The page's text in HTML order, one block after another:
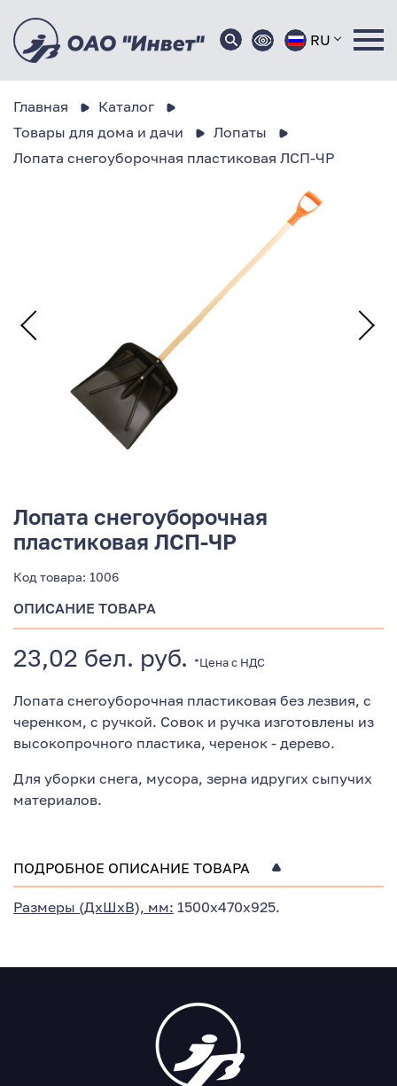
RU
Главная
Каталог
Товары для дома и дачи
Лопаты
Лопата снегоуборочная пластиковая ЛСП-ЧР
Лопата снегоуборочная
пластиковая ЛСП-ЧР
Код товара: 1006
ОПИСАНИЕ ТОВАРА
23,02 бел. руб. *Цена с НДС
Лопата снегоуборочная пластиковая без лезвия, с
черенком, с ручкой. Совок и ручка изготовлены из
высокопрочного пластика, черенок - дерево.
Для уборки снега, мусора, зерна идругих сыпучих
материалов.
ПОДРОБНОЕ ОПИСАНИЕ ТОВАРА
Размеры (ДхШхВ), мм: 1500х470х925.